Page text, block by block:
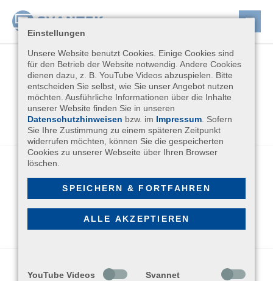
Einstellungen
Unsere Website benutzt Cookies. Einige Cookies sind
für den Betrieb der Website notwendig. Andere Cookies
dienen dazu, z. B. YouTube Videos abzuspielen. Bitte
entscheiden Sie selbst, wie Sie unser Angebot nutzen
möchten. Ausführliche Informationen über die Inhalte
unserer Website finden Sie in unseren
Datenschutzhinweisen bzw. im Impressum . Sofern
Sie Ihre Zustimmung zu einem späteren Zeitpunkt
widerrufen möchten, können Sie die gespeicherten
Cookies zu unserer Webseite über Ihren Browser
löschen.
SPEICHERN & FORTFAHREN
ALLE AKZEPTIEREN
YouTube Videos Svannet